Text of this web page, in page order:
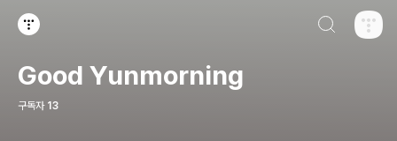
Good Yunmorning
구독자 13